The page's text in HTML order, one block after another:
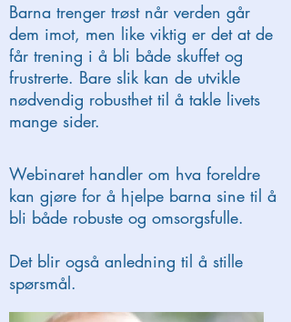
Barna trenger trøst når verden går
dem imot, men like viktig er det at de
får trening i å bli både skuffet og
frustrerte. Bare slik kan de utvikle
nødvendig robusthet til å takle livets
mange sider.
Webinaret handler om hva foreldre
kan gjøre for å hjelpe barna sine til å
bli både robuste og omsorgsfulle.
Det blir også anledning til å stille
spørsmål.